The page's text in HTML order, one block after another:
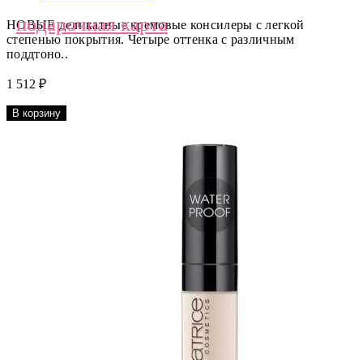
подарочная карта
НОВЫЕ деликатные кремовые консилеры с легкой
степенью покрытия. Четыре оттенка с различным
поддтоно..
1 512 ₽
В корзину